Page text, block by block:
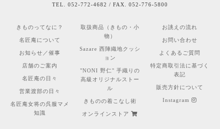
TEL. 052-772-4682 / FAX. 052-776-5800
きものってなに？
名匠庵について
お知らせ／催事
店舗のご案内
名匠庵の日々
営業渡部の日々
名匠庵女将の呉服マメ
知識
取扱商品（きもの・小
物）
Sazare 西陣織地クッシ
ョン
"NONI 野仁" 手織りの
高級オリジナルストー
ル
きものの着こなし術
オンラインストア
お誂えの流れ
お問い合わせ
よくあるご質問
特定商取引法に基づく
表記
販売方針について
Instagram